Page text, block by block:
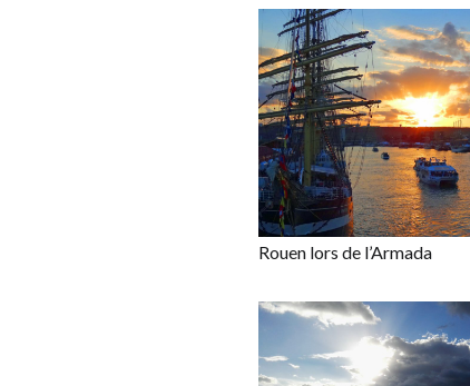
Rouen lors de l’Armada